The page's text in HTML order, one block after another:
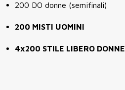
200 DO donne (semifinali)
200 MISTI UOMINI
4x200 STILE LIBERO DONNE